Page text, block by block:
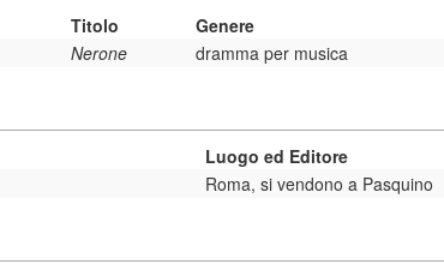
Titolo Genere
Nerone dramma per musica
Luogo ed Editore
Roma, si vendono a Pasquino